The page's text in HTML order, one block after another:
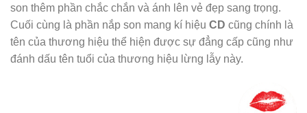
son thêm phần chắc chắn và ánh lên vẻ đẹp sang trọng.
Cuối cùng là phần nắp son mang kí hiệu CD cũng chính là
tên của thương hiệu thể hiện được sự đẳng cấp cũng như
đánh dấu tên tuổi của thương hiệu lừng lẫy này.